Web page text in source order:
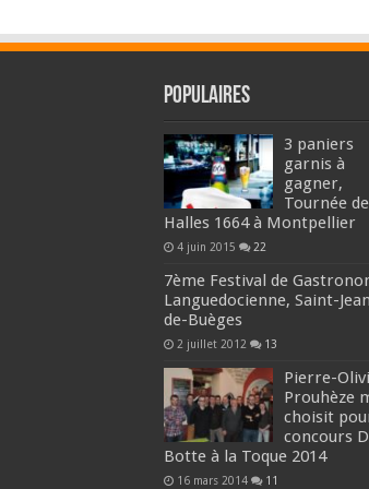
Populaires
3 paniers
garnis à
gagner,
Tournée
Halles 1664 à Montpellier
4 juin 2015 22
7ème Festival de
Languedocienne, Saint-
de-Buèges
2 juillet 2012 13
Pierre-
Prouhèze
choisit
concours
Botte à la Toque 2014
16 mars 2014 11